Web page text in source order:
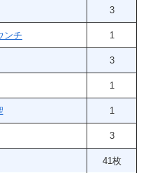
3
ンチ 1
3
1
1
3
41枚